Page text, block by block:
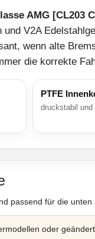
AMG [CL203
V2A
wenn alte
die korrekte
PTFE
druckstabil und
passend für die
oder